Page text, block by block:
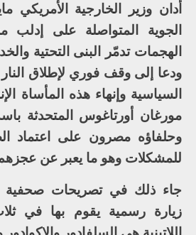
أدان وزير الخارجية الأمريكي
الجوية المتواصلة على
الهجمات تدمّر البنى التحتية
ودعا إلى وقف فوري لإطلاق النار
السياسية وإنهاء هذه المأساة
مورغان أورتاغوس المتحدثة
وحلفاؤه مصرون على اعتماد
للمشكلات وهو ما يعبر عن
جاء ذلك في تصريحات صحفية
زيارة رسمية يقوم بها في